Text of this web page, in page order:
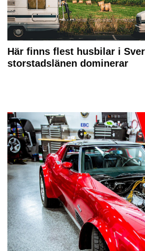
Här finns flest husbilar i
storstadslänen dominerar